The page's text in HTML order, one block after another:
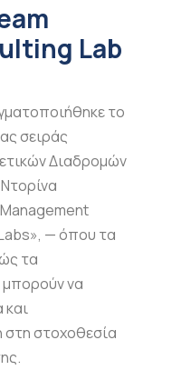
Lab
το
σειράς
Διαδρομών
— όπου τα
τα
να
και
στη στοχοθεσία